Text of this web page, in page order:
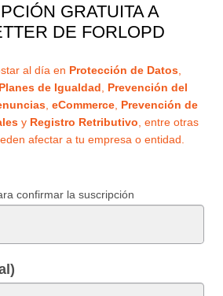
GRATUITA A
DE FORLOPD
al día en Protección de Datos,
Planes de Igualdad
Prevención del
, eCommerce, Prevención de
y Registro Retributivo , entre otras
afectar a tu empresa o entidad.
confirmar la suscripción